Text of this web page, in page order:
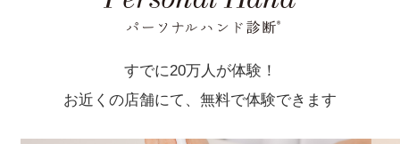
すでに20万人が体験！
お近くの店舗にて、無料で体験できます